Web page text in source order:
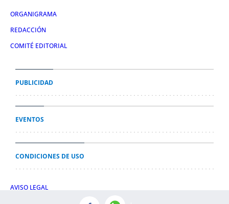
ORGANIGRAMA
REDACCIÓN
COMITÉ EDITORIAL
PUBLICIDAD
EVENTOS
CONDICIONES DE USO
AVISO LEGAL